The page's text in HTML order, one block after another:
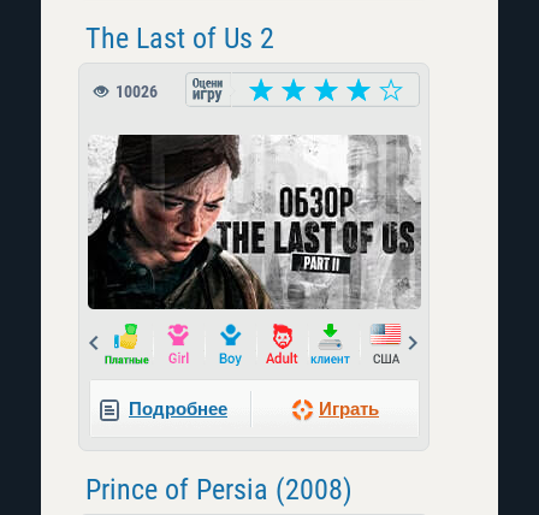
The Last of Us 2
10026
Prev
Подробнее Играть
Prince of Persia (2008)